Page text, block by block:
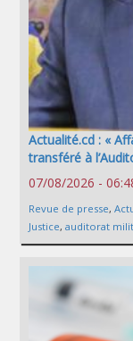
Actualité.cd : «
transféré à
07/08/2026 -
Revue de presse,
Justice, auditorat